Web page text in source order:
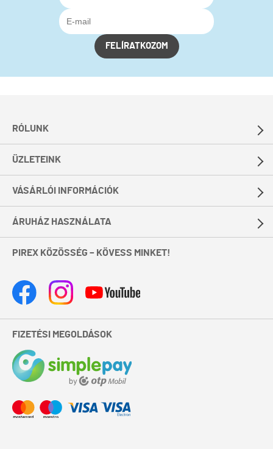
FELÍRATKOZOM
RÓLUNK
ÜZLETEINK
VÁSÁRLÓI INFORMÁCIÓK
ÁRUHÁZ HASZNÁLATA
PIREX KÖZÖSSÉG – KÖVESS MINKET!
FIZETÉSI MEGOLDÁSOK